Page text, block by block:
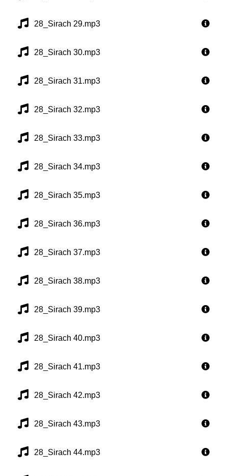
28_Sirach 29.mp3
28_Sirach 30.mp3
28_Sirach 31.mp3
28_Sirach 32.mp3
28_Sirach 33.mp3
28_Sirach 34.mp3
28_Sirach 35.mp3
28_Sirach 36.mp3
28_Sirach 37.mp3
28_Sirach 38.mp3
28_Sirach 39.mp3
28_Sirach 40.mp3
28_Sirach 41.mp3
28_Sirach 42.mp3
28_Sirach 43.mp3
28_Sirach 44.mp3